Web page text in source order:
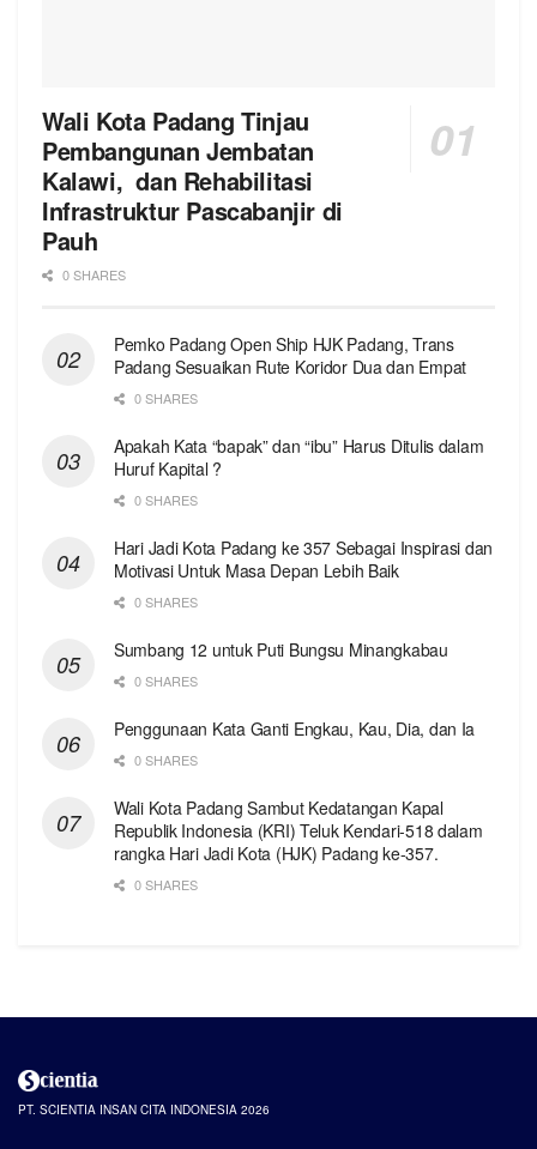
Wali Kota Padang Tinjau
Pembangunan Jembatan
Kalawi, dan Rehabilitasi
Infrastruktur Pascabanjir di
Pauh
0 SHARES
Pemko Padang Open Ship HJK Padang, Trans
Padang Sesuaikan Rute Koridor Dua dan Empat
0 SHARES
Apakah Kata “bapak” dan “ibu” Harus Ditulis dalam
Huruf Kapital ?
0 SHARES
Hari Jadi Kota Padang ke 357 Sebagai Inspirasi dan
Motivasi Untuk Masa Depan Lebih Baik
0 SHARES
Sumbang 12 untuk Puti Bungsu Minangkabau
0 SHARES
Penggunaan Kata Ganti Engkau, Kau, Dia, dan Ia
0 SHARES
Wali Kota Padang Sambut Kedatangan Kapal
Republik Indonesia (KRI) Teluk Kendari-518 dalam
rangka Hari Jadi Kota (HJK) Padang ke-357.
0 SHARES
PT. SCIENTIA INSAN CITA INDONESIA 2026